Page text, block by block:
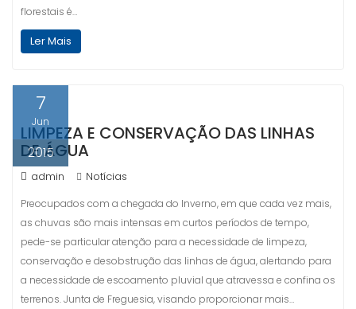
florestais é…
Ler Mais
7
Jun
2015
LIMPEZA E CONSERVAÇÃO DAS LINHAS
DE ÁGUA
admin Notícias
Preocupados com a chegada do Inverno, em que cada vez mais,
as chuvas são mais intensas em curtos períodos de tempo,
pede-se particular atenção para a necessidade de limpeza,
conservação e desobstrução das linhas de água, alertando para
a necessidade de escoamento pluvial que atravessa e confina os
terrenos. Junta de Freguesia, visando proporcionar mais…